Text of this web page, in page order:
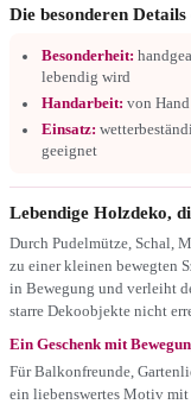
Die besonderen Details
Besonderheit:
lebendig wird
Handarbeit: von
Einsatz:
geeignet
Lebendige Holzdeko,
Durch Pudelmütze, Schal,
zu einer kleinen bewegten
in Bewegung und verleiht
starre Dekoobjekte nicht
Ein Geschenk mit
Für Balkonfreunde,
ein liebenswertes Motiv mit